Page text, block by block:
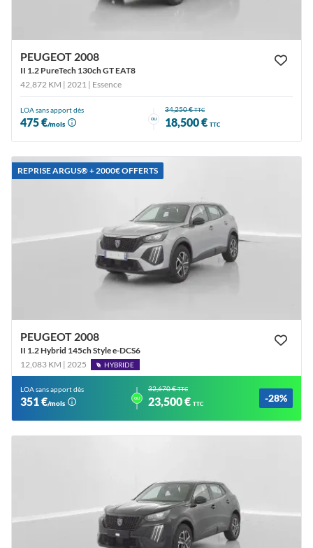
PEUGEOT 2008
II 1.2 PureTech 130ch GT EAT8
42,872 KM | 2021 | Essence
LOA sans apport dès
475 €/mois
ou
34,250 €TTC
18,500 € TTC
REPRISE ARGUS®️ + 2000€ OFFERTS
PEUGEOT 2008
II 1.2 Hybrid 145ch Style e-DCS6
12,083 KM | 2025
HYBRIDE
LOA sans apport dès
351 €/mois
ou
32,670 €TTC
23,500 € TTC -28%